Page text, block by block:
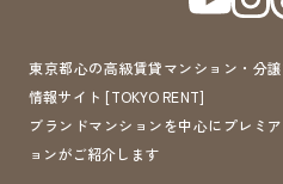
東京都心の高級賃貸マンション・分
情報サイト [TOKYO RENT]
ブランドマンションを中心にプレミ
ョンがご紹介します